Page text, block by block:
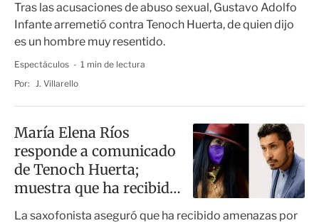
Tras las acusaciones de abuso sexual, Gustavo Adolfo
Infante arremetió contra Tenoch Huerta, de quien dijo
es un hombre muy resentido.
Espectáculos
1 min de lectura
Por: J. Villarello
María Elena Ríos
responde a comunicado
de Tenoch Huerta;
muestra que ha recibido
amenazas
La saxofonista aseguró que ha recibido amenazas por